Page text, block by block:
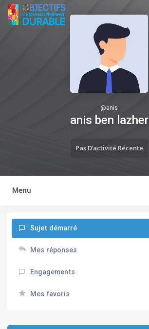
Skip to main content
TUNISIA ODD
@anis
anis ben lazher
Pas D’activité Récente
Menu
Sujet démarré
Mes réponses
Engagements
Mes favoris